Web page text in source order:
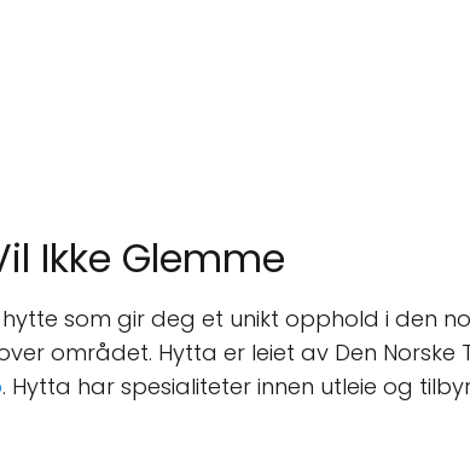
Ikke Glemme
som gir deg et unikt opphold i den
området. Hytta er leiet av Den Norske
. Hytta har spesialiteter innen utleie og